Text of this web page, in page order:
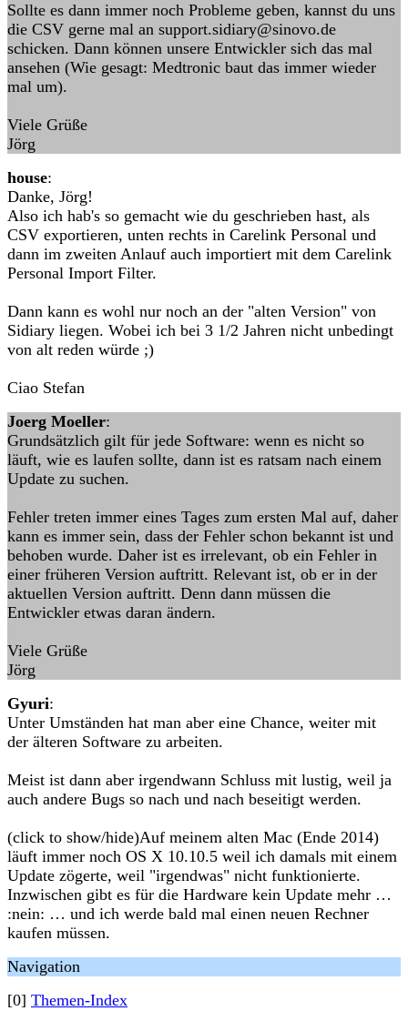
Sollte es dann immer noch Probleme geben, kannst du uns
die CSV gerne mal an support.sidiary@sinovo.de
schicken. Dann können unsere Entwickler sich das mal
ansehen (Wie gesagt: Medtronic baut das immer wieder
mal um).
Viele Grüße
Jörg
house:
Danke, Jörg!
Also ich hab's so gemacht wie du geschrieben hast, als
CSV exportieren, unten rechts in Carelink Personal und
dann im zweiten Anlauf auch importiert mit dem Carelink
Personal Import Filter.
Dann kann es wohl nur noch an der "alten Version" von
Sidiary liegen. Wobei ich bei 3 1/2 Jahren nicht unbedingt
von alt reden würde ;)
Ciao Stefan
Joerg Moeller:
Grundsätzlich gilt für jede Software: wenn es nicht so
läuft, wie es laufen sollte, dann ist es ratsam nach einem
Update zu suchen.
Fehler treten immer eines Tages zum ersten Mal auf, daher
kann es immer sein, dass der Fehler schon bekannt ist und
behoben wurde. Daher ist es irrelevant, ob ein Fehler in
einer früheren Version auftritt. Relevant ist, ob er in der
aktuellen Version auftritt. Denn dann müssen die
Entwickler etwas daran ändern.
Viele Grüße
Jörg
Gyuri:
Unter Umständen hat man aber eine Chance, weiter mit
der älteren Software zu arbeiten.
Meist ist dann aber irgendwann Schluss mit lustig, weil ja
auch andere Bugs so nach und nach beseitigt werden.
(click to show/hide)Auf meinem alten Mac (Ende 2014)
läuft immer noch OS X 10.10.5 weil ich damals mit einem
Update zögerte, weil "irgendwas" nicht funktionierte.
Inzwischen gibt es für die Hardware kein Update mehr …
:nein: … und ich werde bald mal einen neuen Rechner
kaufen müssen.
Navigation
[0] Themen-Index